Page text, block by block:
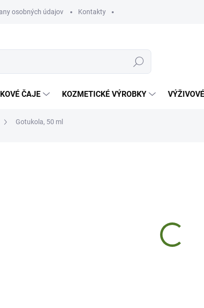
osobných údajov Kontakty
Hľadať
ČAJE KOZMETICKÉ VÝROBKY
Gotukola, 50 ml